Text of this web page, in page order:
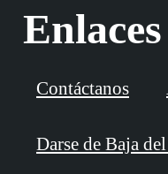
Contáctanos
Darse de Baja